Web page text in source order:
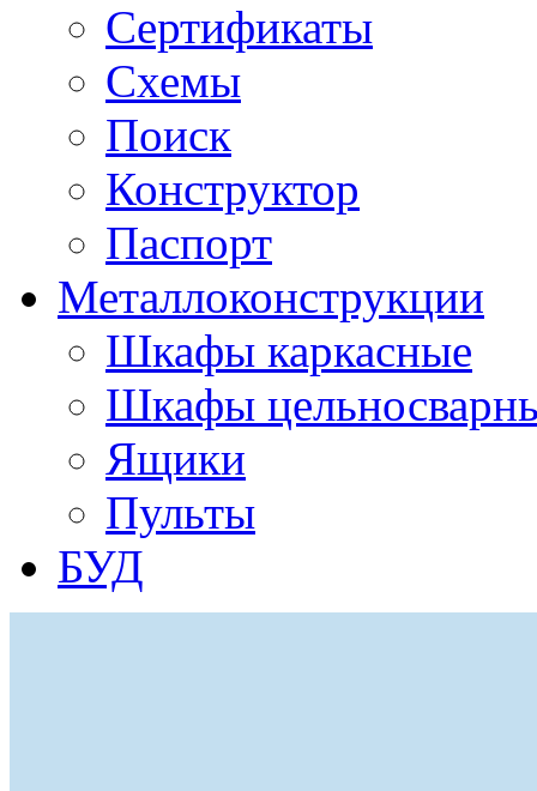
Сертификаты
Схемы
Поиск
Конструктор
Паспорт
Металлоконструкции
Шкафы каркасные
Шкафы
Ящики
Пульты
БУД